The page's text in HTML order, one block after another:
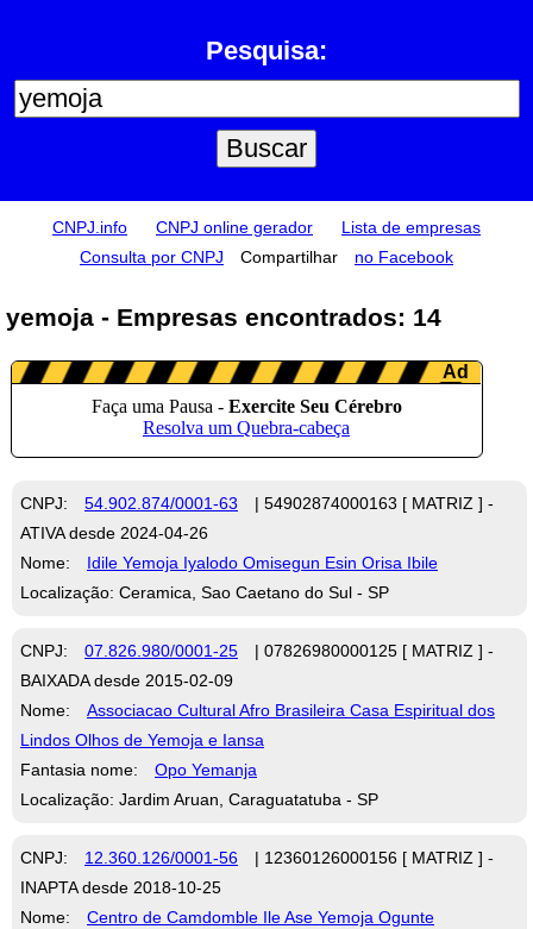
Pesquisa:
CNPJ.info CNPJ online gerador
Lista de empresas
Consulta por CNPJ
Compartilhar no Facebook
yemoja - Empresas encontrados: 14
CNPJ: 54.902.874/0001-63
| 54902874000163 [ MATRIZ ] -
ATIVA desde 2024-04-26
Nome:
Idile Yemoja Iyalodo Omisegun Esin Orisa Ibile
Localização: Ceramica, Sao Caetano do Sul - SP
CNPJ: 07.826.980/0001-25
| 07826980000125 [ MATRIZ ] -
BAIXADA desde 2015-02-09
Nome:
Associacao Cultural Afro Brasileira Casa Espiritual dos
Lindos Olhos de Yemoja e Iansa
Fantasia nome:
Opo Yemanja
Localização: Jardim Aruan, Caraguatatuba - SP
CNPJ: 12.360.126/0001-56
| 12360126000156 [ MATRIZ ] -
INAPTA desde 2018-10-25
Nome:
Centro de Camdomble Ile Ase Yemoja Ogunte